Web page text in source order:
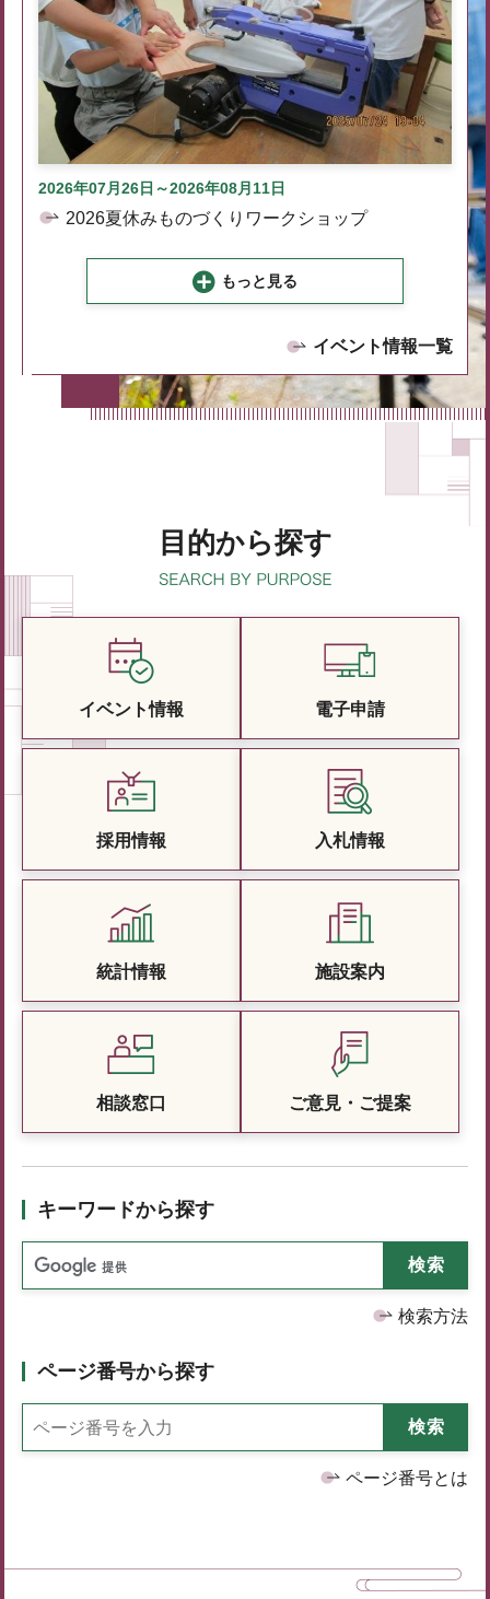
2026年07月26日～2026年08月11日
2026夏休みものづくりワークショップ
もっと見る
イベント情報一覧
目的から探す
イベント情報 電子申請
採用情報 入札情報
統計情報 施設案内
相談窓口 ご意見・ご提案
キーワードから探す
検索方法
ページ番号から探す
ページ番号とは